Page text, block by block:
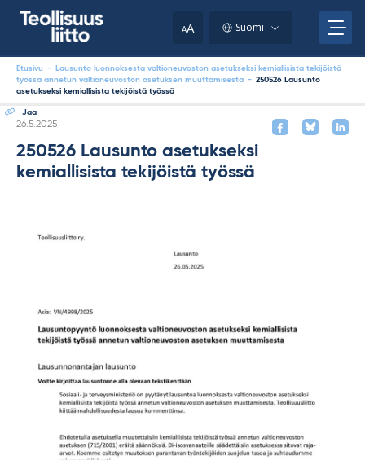
AA Suomi
Etusivu -
Lausunto luonnoksesta valtioneuvoston asetukseksi kemiallisista tekijöistä
työssä annetun valtioneuvoston asetuksen muuttamisesta - 250526 Lausunto
asetukseksi kemiallisista tekijöistä työssä
Jaa
Kirjoitettu
26.5.2025
250526 Lausunto asetukseksi
kemiallisista tekijöistä työssä
clipboard.)